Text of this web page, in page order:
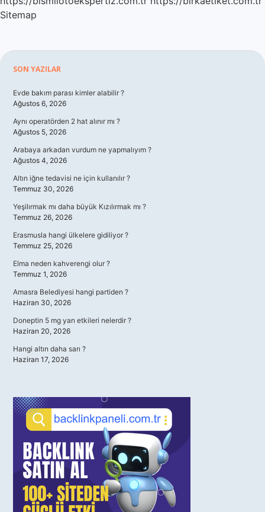
Sitemap
Sidebar
SON YAZILAR
Evde bakım parası kimler alabilir ?
Ağustos 6, 2026
Aynı operatörden 2 hat alınır mı ?
Ağustos 5, 2026
Arabaya arkadan vurdum ne yapmalıyım ?
Ağustos 4, 2026
Altın iğne tedavisi ne için kullanılır ?
Temmuz 30, 2026
Yeşilırmak mı daha büyük Kızılırmak mı ?
Temmuz 26, 2026
Erasmusla hangi ülkelere gidiliyor ?
Temmuz 25, 2026
Elma neden kahverengi olur ?
Temmuz 1, 2026
Amasra Belediyesi hangi partiden ?
Haziran 30, 2026
Doneptin 5 mg yan etkileri nelerdir ?
Haziran 20, 2026
Hangi altın daha sarı ?
Haziran 17, 2026